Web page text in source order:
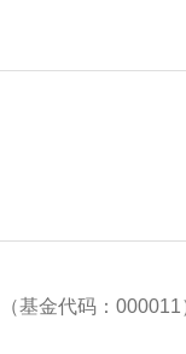
（基金代码：000011